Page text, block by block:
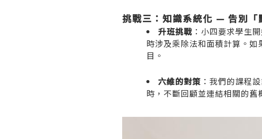
挑戰三：知識系統化 — 告別「
升班挑戰 ：小四要求學生
時涉及乘除法和面積計算。
目。
六維的對策 ：我們的課程
時，不斷回顧並連結相關的